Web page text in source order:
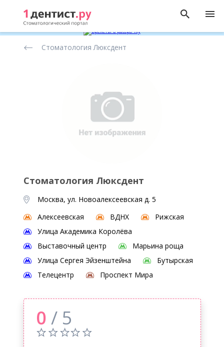
стоматологических
Стоматология Люксдент
Стоматология Люксдент
Москва, ул. Новоалексеевская д. 5
Алексеевская
ВДНХ
Рижская
Улица Академика Королёва
Выставочный центр
Марьина роща
Улица Сергея Эйзенштейна
Бутырская
Телецентр
Проспект Мира
0 / 5